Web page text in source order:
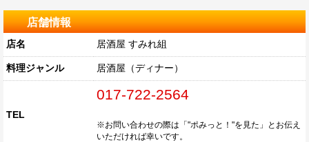
店舗情報
店名 居酒屋 すみれ組
料理ジャンル 居酒屋（ディナー）
TEL
017-722-2564
※お問い合わせの際は「"ポみっと！"を見た」とお伝え
いただければ幸いです。